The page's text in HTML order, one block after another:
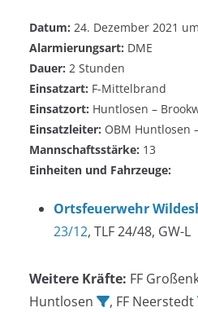
Datum: 24. Dezember 2021
Alarmierungsart: DME
Dauer: 2 Stunden
Einsatzart: F-Mittelbrand
Einsatzort: Huntlosen –
Einsatzleiter: OBM Huntlosen
Mannschaftsstärke: 13
Einheiten und Fahrzeuge:
Ortsfeuerwehr
23/12, TLF 24/48, GW-L
Weitere Kräfte: FF
Huntlosen
, FF Neerstedt